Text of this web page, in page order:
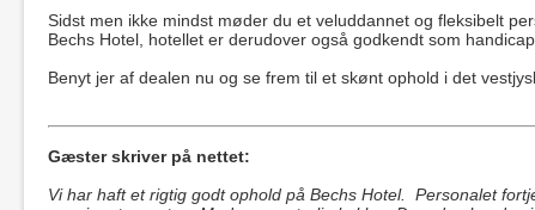
Sidst men ikke mindst møder du et veluddannet og fleksibelt
Bechs Hotel, hotellet er derudover også godkendt som
Benyt jer af dealen nu og se frem til et skønt ophold i det
Gæster skriver på nettet:
Vi har haft et rigtig godt ophold på Bechs Hotel. Personalet